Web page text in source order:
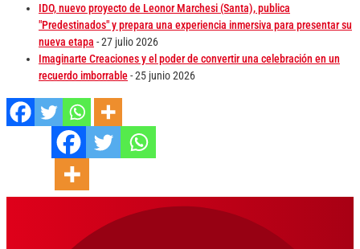
IDO, nuevo proyecto de Leonor Marchesi (Santa), publica
"Predestinados" y prepara una experiencia inmersiva para presentar su
nueva etapa - 27 julio 2026
Imaginarte Creaciones y el poder de convertir una celebración en un
recuerdo imborrable- 25 junio 2026